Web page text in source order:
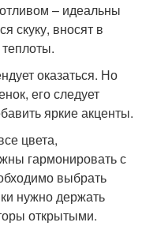
– идеальны
скуку, вносят в
оказаться. Но
его следует
яркие акценты.
цвета,
гармонировать с
выбрать
нужно держать
открытыми.